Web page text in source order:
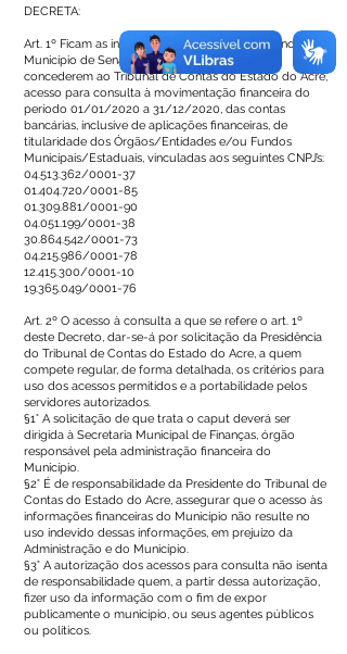
DECRETA:
Art. 1º Ficam as instituições bancárias sediadas no
Município de Sena Madureira, autorizadas a
concederem ao Tribunal de Contas do Estado do Acre,
acesso para consulta à movimentação financeira do
período 01/01/2020 a 31/12/2020, das contas
bancárias, inclusive de aplicações financeiras, de
titularidade dos Órgãos/Entidades e/ou Fundos
Municipais/Estaduais, vinculadas aos seguintes CNPJ’s:
04.513.362/0001-37
01.404.720/0001-85
01.309.881/0001-90
04.051.199/0001-38
30.864.542/0001-73
04.215.986/0001-78
12.415.300/0001-10
19.365.049/0001-76
Art. 2º O acesso à consulta a que se refere o art. 1º
deste Decreto, dar-se-á por solicitação da Presidência
do Tribunal de Contas do Estado do Acre, a quem
compete regular, de forma detalhada, os critérios para
uso dos acessos permitidos e a portabilidade pelos
servidores autorizados.
§1° A solicitação de que trata o caput deverá ser
dirigida à Secretaria Municipal de Finanças, órgão
responsável pela administração financeira do
Município.
§2° É de responsabilidade da Presidente do Tribunal de
Contas do Estado do Acre, assegurar que o acesso às
informações financeiras do Município não resulte no
uso indevido dessas informações, em prejuízo da
Administração e do Município.
§3° A autorização dos acessos para consulta não isenta
de responsabilidade quem, a partir dessa autorização,
fizer uso da informação com o fim de expor
publicamente o município, ou seus agentes públicos
ou políticos.